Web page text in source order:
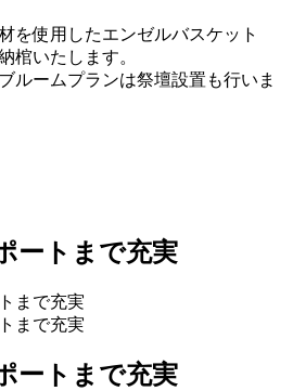
を使用したエンゼルバスケット
棺いたします。
ルームプランは祭壇設置も行いま
ートまで充実
ートまで充実